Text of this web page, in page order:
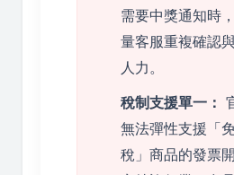
需要中獎通知時
量客服重複確認
人力。
稅制支援單一：
無法彈性支援「
稅」商品的發票